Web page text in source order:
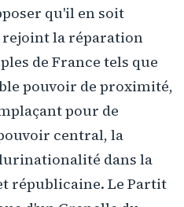
qu'il en soit
rejoint la réparation
de France tels que
pouvoir de proximité,
pour de
central, la
dans la
républicaine. Le Partit